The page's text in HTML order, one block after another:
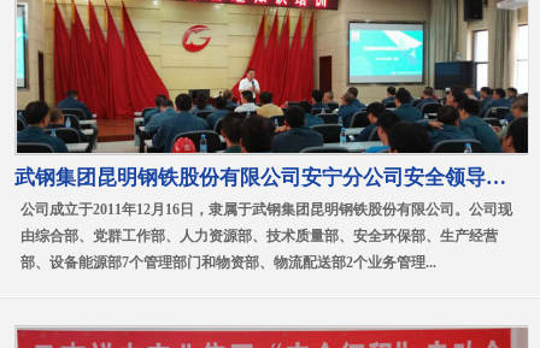
武钢集团昆明钢铁股份有限公司安宁分公司安全领导力培训
公司成立于2011年12月16日，隶属于武钢集团昆明钢铁股份有限公司。公司现
由综合部、党群工作部、人力资源部、技术质量部、安全环保部、生产经营
部、设备能源部7个管理部门和物资部、物流配送部2个业务管理...